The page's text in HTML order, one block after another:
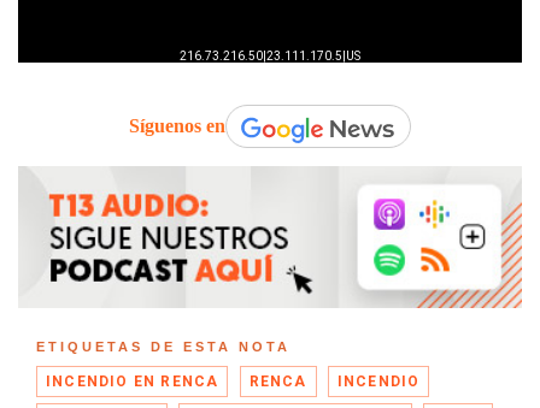
Síguenos en
ETIQUETAS DE ESTA NOTA
INCENDIO EN RENCA RENCA INCENDIO